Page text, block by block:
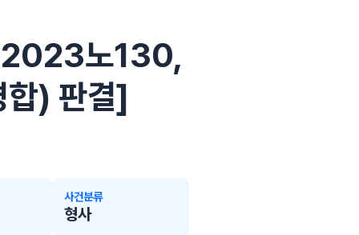
2023노130,
) 판결]
사건분류
형사